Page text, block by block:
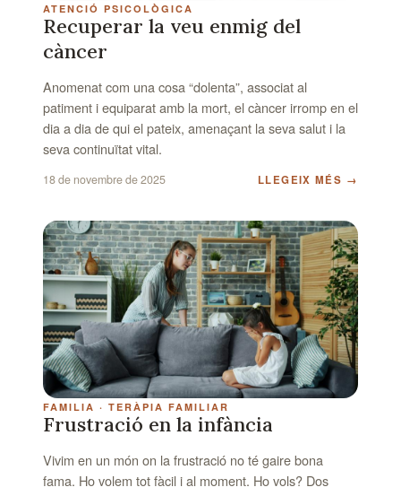
ATENCIÓ PSICOLÒGICA
Recuperar la veu enmig del
càncer
Anomenat com una cosa “dolenta”, associat al
patiment i equiparat amb la mort, el càncer irromp en el
dia a dia de qui el pateix, amenaçant la seva salut i la
seva continuïtat vital.
18 de novembre de 2025 LLEGEIX MÉS →
FAMILIA TERÀPIA FAMILIAR
Frustració en la infància
Vivim en un món on la frustració no té gaire bona
fama. Ho volem tot fàcil i al moment. Ho vols? Dos